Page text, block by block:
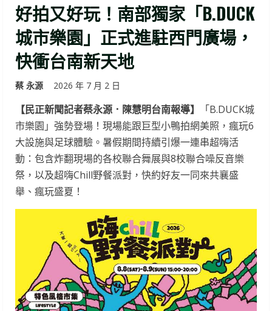
好拍又好玩！南部獨家「B.DUCK
城市樂園」正式進駐西門廣場，
快衝台南新天地
蔡 永源 2026 年 7 月 2 日
【民正新聞記者蔡永源．陳慧明台南報導】
「B.DUCK城
市樂園」強勢登場！現場能跟巨型小鴨拍網美照，瘋玩6
大設施與足球體驗。暑假期間持續引爆一連串超嗨活
動：包含炸翻現場的各校聯合舞展與8校聯合噪反音樂
祭，以及超嗨Chill野餐派對，快約好友一同來共襄盛
舉、瘋玩盛夏！